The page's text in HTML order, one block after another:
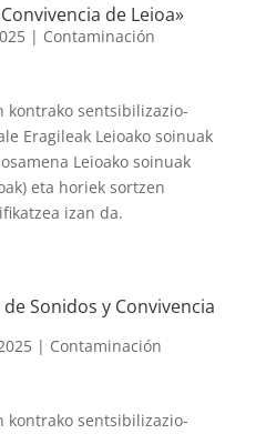
de Leioa»
| Contaminación
kontrako sentsibilizazio-
Eragileak Leioako soinuak
Leioako soinuak
eta horiek sortzen
izan da.
Sonidos y Convivencia
| Contaminación
kontrako sentsibilizazio-